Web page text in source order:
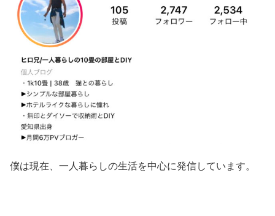
僕は現在、一人暮らしの生活を中心に発信しています。